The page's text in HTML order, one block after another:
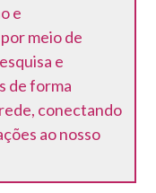
e
meio de
e
de forma
conectando
ao nosso